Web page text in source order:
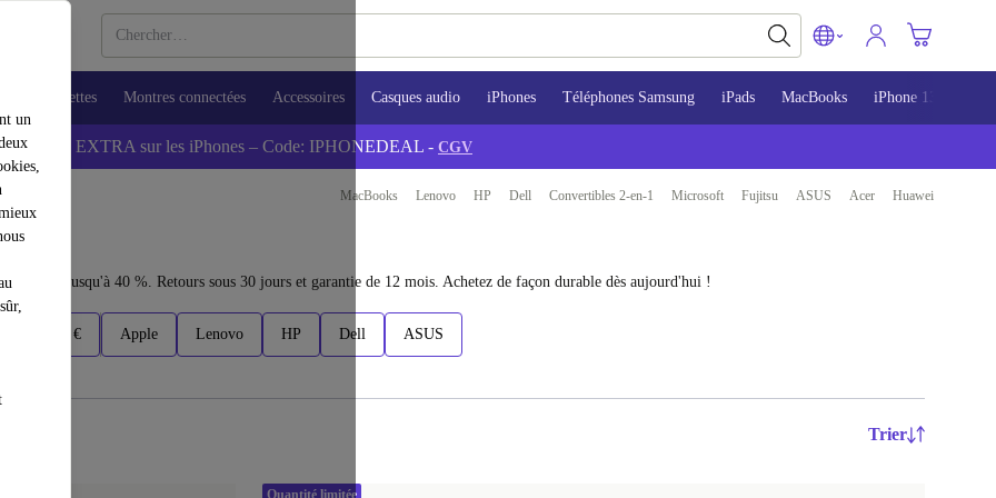
un
Tablettes Montres connectées Accessoires Casques audio iPhones Téléphones Samsung iPads MacBooks iPhone 13
💰-5% EXTRA sur les iPhones – Code: IPHONEDEAL - CGV
MacBooks Lenovo HP Dell Convertibles 2-en-1 Microsoft Fujitsu ASUS Acer Huawei
jusqu'à 40 %. Retours sous 30 jours et garantie de 12 mois. Achetez de façon durable dès aujourd'hui !
800+ € Apple Lenovo HP Dell ASUS
Trier
Quantité limitée